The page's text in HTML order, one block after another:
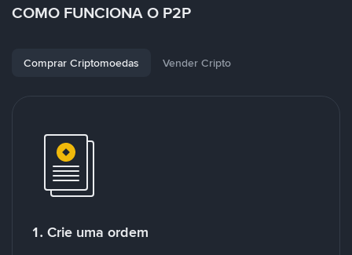
COMO FUNCIONA O P2P
Comprar Criptomoedas Vender Cripto
1. Crie uma ordem